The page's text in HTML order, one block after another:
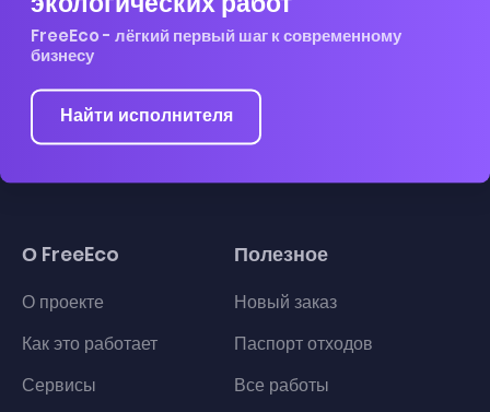
FreeEco - лёгкий первый шаг к современному
бизнесу
Найти исполнителя
О FreeEco
О проекте
Как это работает
Сервисы
Полезное
Новый заказ
Паспорт отходов
Все работы